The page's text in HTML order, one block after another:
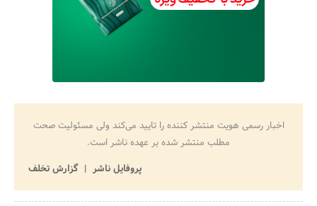
اخبار رسمی هویت منتشر کننده را تایید می‌کند ولی مسئولیت صحت
مطلب منتشر شده بر عهده ناشر است.
پروفایل ناشر
گزارش تخلف